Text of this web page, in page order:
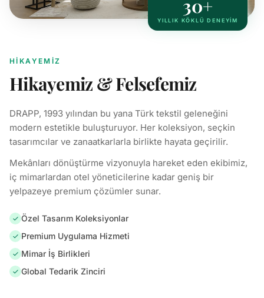
30+
YILLIK KÖKLÜ DENEYİM
HIKAYEMIZ
Hikayemiz & Felsefemiz
DRAPP, 1993 yılından bu yana Türk tekstil geleneğini
modern estetikle buluşturuyor. Her koleksiyon, seçkin
tasarımcılar ve zanaatkarlarla birlikte hayata geçirilir.
Mekânları dönüştürme vizyonuyla hareket eden ekibimiz,
iç mimarlardan otel yöneticilerine kadar geniş bir
yelpazeye premium çözümler sunar.
Özel Tasarım Koleksiyonlar
Premium Uygulama Hizmeti
Mimar İş Birlikleri
Global Tedarik Zinciri